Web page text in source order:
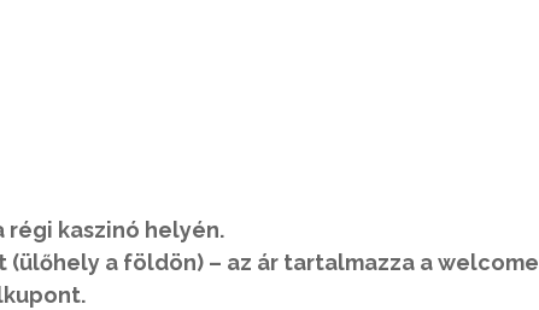
kaszinó helyén.
(ülőhely a földön) – az ár tartalmazza a welcome